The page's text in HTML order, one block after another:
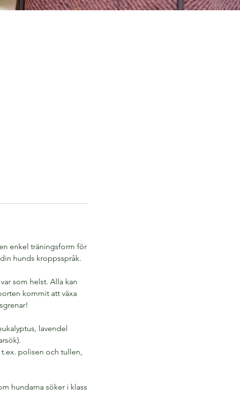
enkel träningsform för
hunds kroppsspråk.
som helst. Alla kan
kommit att växa
lavendel
polisen och tullen,
hundarna söker i klass